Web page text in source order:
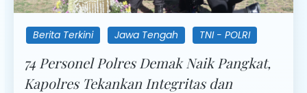
Berita Terkini Jawa Tengah TNI - POLRI
74 Personel Polres Demak Naik Pangkat,
Kapolres Tekankan Integritas dan